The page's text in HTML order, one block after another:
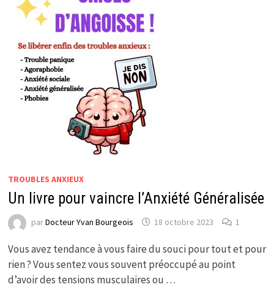
TROUBLES ANXIEUX
Un livre pour vaincre l’Anxiété Généralisée
parDocteur Yvan Bourgeois 18 octobre 2023 1
Vous avez tendance à vous faire du souci pour tout et pour
rien ? Vous sentez vous souvent préoccupé au point
d’avoir des tensions musculaires ou …